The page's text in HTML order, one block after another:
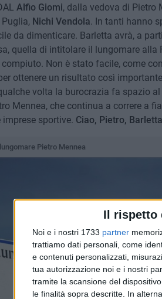
Il rispetto
Noi e i nostri 1733 partner
trattiamo dati personali, come
e contenuti personalizzati,
tua autorizzazione noi e i nostri
tramite la scansione del
le finalità sopra descritte. In
Alfio Giomi, dalla vedova di Pietro
Nichi Vendola. In tanti hanno
da dimenticare. Barletta avrà, a
quella di intitolare il lungomare alla
Non è stato facile, come
ottenere un risultato così
volta la burocrazia fa spazio
Mennea, che continua a correre a
imprese sportive. Ciao, Pietro,
Pietro Mennea